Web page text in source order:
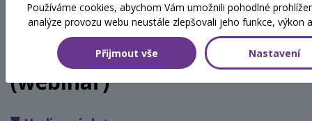
šablony
Jak komunikovat nejen s
dětmi, abychom si rozuměli
(webinář)
Používáme cookies, abychom Vám umožnili pohodlné
analýze provozu webu neustále zlepšovali jeho funkce, výkon
Přijmout vše Nastavení